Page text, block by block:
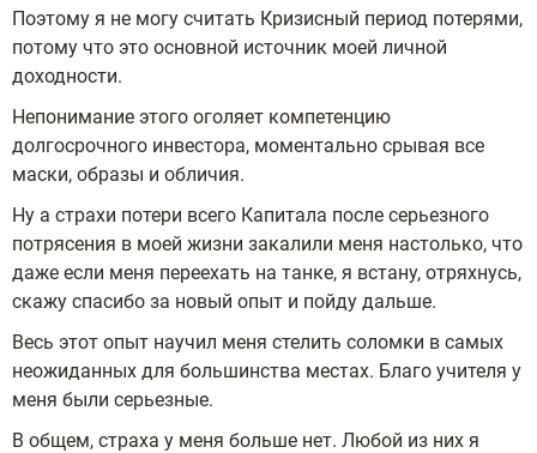
Поэтому я не могу считать Кризисный период потерями,
потому что это основной источник моей личной
доходности.
Непонимание этого оголяет компетенцию
долгосрочного инвестора, моментально срывая все
маски, образы и обличия.
Ну а страхи потери всего Капитала после серьезного
потрясения в моей жизни закалили меня настолько, что
даже если меня переехать на танке, я встану, отряхнусь,
скажу спасибо за новый опыт и пойду дальше.
Весь этот опыт научил меня стелить соломки в самых
неожиданных для большинства местах. Благо учителя у
меня были серьезные.
В общем, страха у меня больше нет. Любой из них я